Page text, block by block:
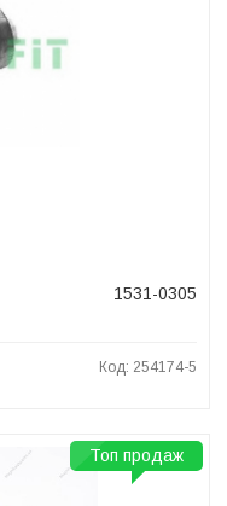
1531-0305
Код: 254174-5
Топ продаж